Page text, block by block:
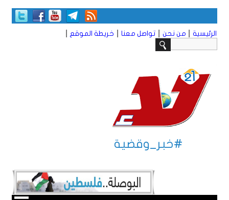
الرئيسية من نحن تواصل معنا خريطة الموقع
#خبر_وقضية